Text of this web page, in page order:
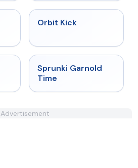
Orbit Kick
★
Sprunki Garnold
Time
Advertisement